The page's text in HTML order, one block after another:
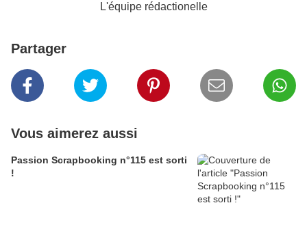
L'équipe rédactionelle
Partager
Vous aimerez aussi
Passion Scrapbooking n°115 est sorti
!